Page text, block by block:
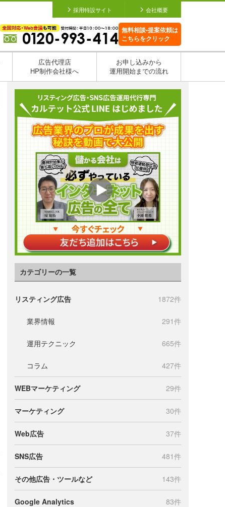
採用特設サイト 会社概要
無料相談•提案依頼は
こちらをクリック
広告代理店
HP制作会社様へ
お申し込みから
運用開始までの流れ
カテゴリーの一覧
リスティング広告 1872件
業界情報 291件
運用テクニック 665件
コラム 427件
WEBマーケティング 29件
マーケティング 30件
Web広告 37件
SNS広告 481件
その他広告・ツールなど 143件
Google Analytics 83件